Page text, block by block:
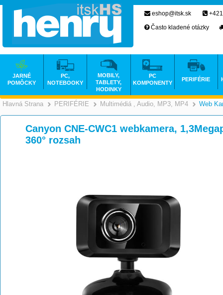
Hlavná Strana >
PERIFÉRIE >
Multimédiá , Audio, MP3, MP4 Web
Canyon CNE-CWC1 webkamera,
360° rozsah
eshop@itsk.sk
Často kladené otázky
JARNÉ
POMÔCKY
PC,
NOTEBOOKY
MOBILY,
TABLETY,
HODINKY
PC
KOMPONENTY
PERIFÉRIE